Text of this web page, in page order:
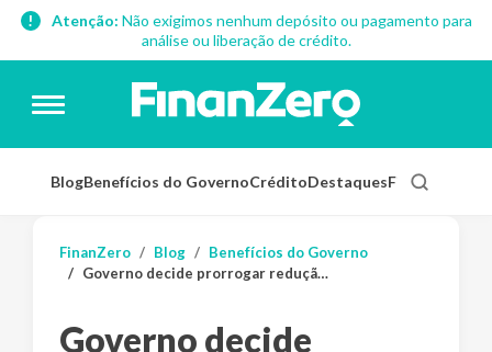
Atenção: Não exigimos nenhum depósito ou pagamento para
análise ou liberação de crédito.
BlogBenefícios do GovernoCréditoDestaquesFinanças
FinanZero Blog
Benefícios do Governo
Governo decide prorrogar redução de jornada e suspensão de contrato até dezembro
Governo decide